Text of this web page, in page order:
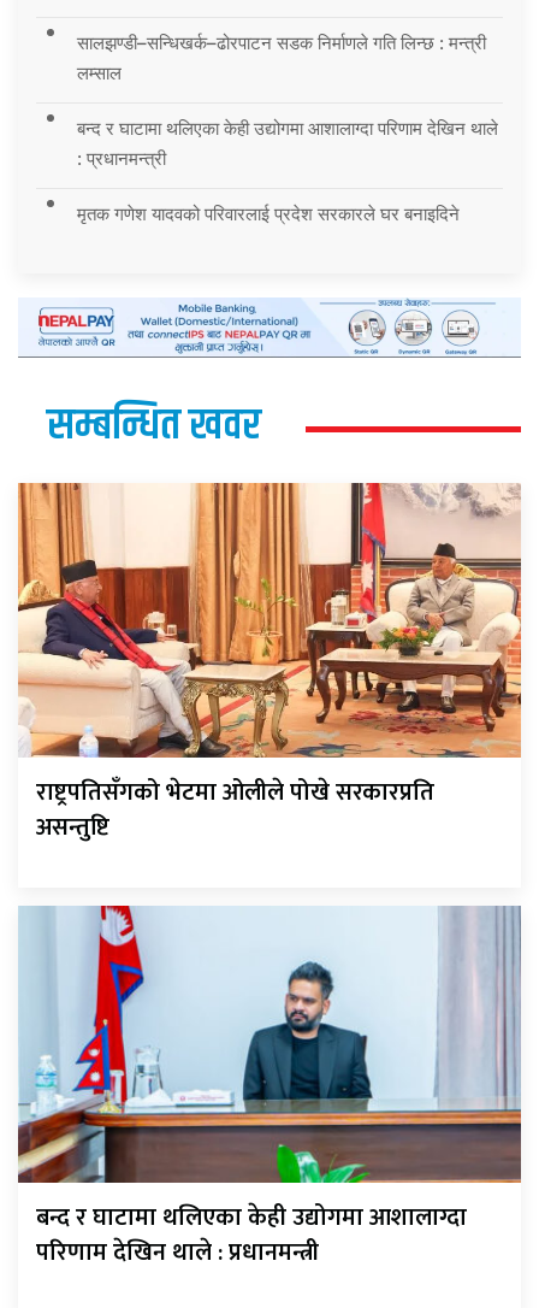
सालझण्डी–सन्धिखर्क–ढोरपाटन सडक निर्माणले गति लिन्छ : मन्त्री
लम्साल
बन्द र घाटामा थलिएका केही उद्योगमा आशालाग्दा परिणाम देखिन थाले
: प्रधानमन्त्री
मृतक गणेश यादवको परिवारलाई प्रदेश सरकारले घर बनाइदिने
सम्बन्धित खवर
राष्ट्रपतिसँगको भेटमा ओलीले पोखे सरकारप्रति
असन्तुष्टि
बन्द र घाटामा थलिएका केही उद्योगमा आशालाग्दा
परिणाम देखिन थाले : प्रधानमन्त्री